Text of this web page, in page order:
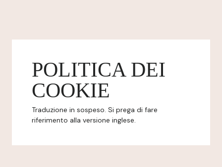
POLITICA DEI
COOKIE
Traduzione in sospeso. Si prega di fare
riferimento alla versione inglese.